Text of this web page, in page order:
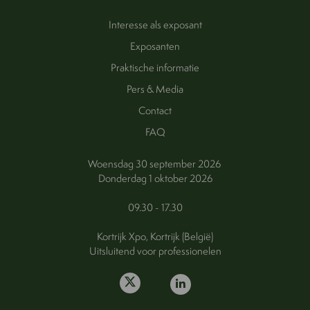
Interesse als exposant
Exposanten
Praktische informatie
Pers & Media
Contact
FAQ
Woensdag 30 september 2026
Donderdag 1 oktober 2026
09.30 - 17.30
Kortrijk Xpo, Kortrijk (België)
Uitsluitend voor professionelen